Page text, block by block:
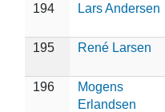
194
Lars Andersen
195 René Larsen
196
Mogens
Erlandsen